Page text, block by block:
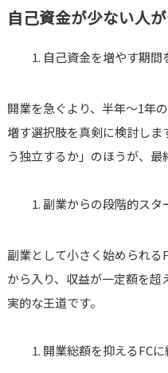
自己資金が少ない人
自己資金を増やす期間
開業を急ぐより、半年〜1年
増す選択肢を真剣に検討し
う独立するか」のほうが、最
副業からの段階的スタ
副業として小さく始められる
から入り、収益が一定額を
実的な王道です。
開業総額を抑えるFCに